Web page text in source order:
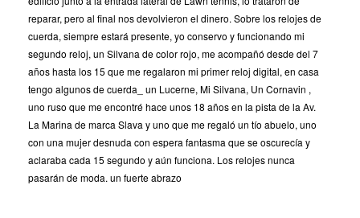
reparar, pero al final nos devolvieron el dinero. Sobre los relojes de
cuerda, siempre estará presente, yo conservo y funcionando mi
segundo reloj, un Silvana de color rojo, me acompañó desde del 7
años hasta los 15 que me regalaron mi primer reloj digital, en casa
tengo algunos de cuerda_ un Lucerne, Mi Silvana, Un Cornavin ,
uno ruso que me encontré hace unos 18 años en la pista de la Av.
La Marina de marca Slava y uno que me regaló un tío abuelo, uno
con una mujer desnuda con espera fantasma que se oscurecía y
aclaraba cada 15 segundo y aún funciona. Los relojes nunca
pasarán de moda. un fuerte abrazo